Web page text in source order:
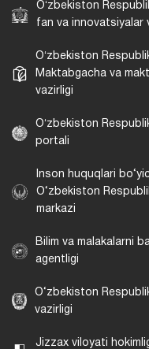
Oʻzbekiston
fan va innovatsiyalar
Oʻzbekiston
Maktabgacha va
vazirligi
Oʻzbekiston
portali
Inson huquqlari
O‘zbekiston
markazi
Bilim va malakalarni
agentligi
O‘zbekiston
vazirligi
Jizzax viloyati